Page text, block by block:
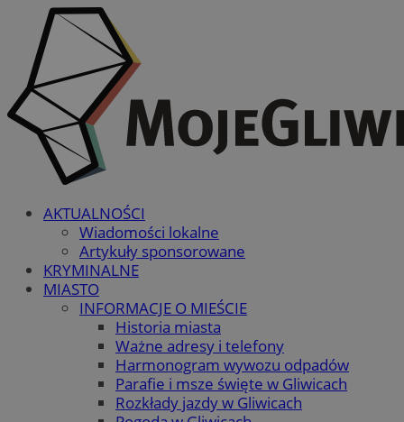
AKTUALNOŚCI
Wiadomości lokalne
Artykuły sponsorowane
KRYMINALNE
MIASTO
INFORMACJE O MIEŚCIE
Historia miasta
Ważne adresy i telefony
Harmonogram wywozu odpadów
Parafie i msze święte w Gliwicach
Rozkłady jazdy w Gliwicach